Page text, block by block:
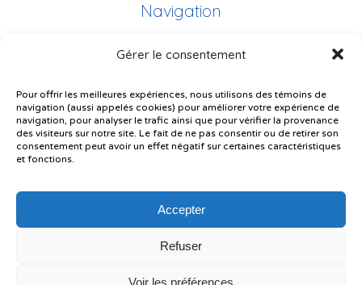
Gérer le consentement
Pour offrir les meilleures expériences, nous utilisons des témoins de
navigation (aussi appelés cookies) pour améliorer votre expérience de
navigation, pour analyser le trafic ainsi que pour vérifier la provenance
des visiteurs sur notre site. Le fait de ne pas consentir ou de retirer son
consentement peut avoir un effet négatif sur certaines caractéristiques
et fonctions.
Accepter
Refuser
Voir les préférences
Navigation
Plan du site
Plainte – service à l’élève
Politique de confidentialité